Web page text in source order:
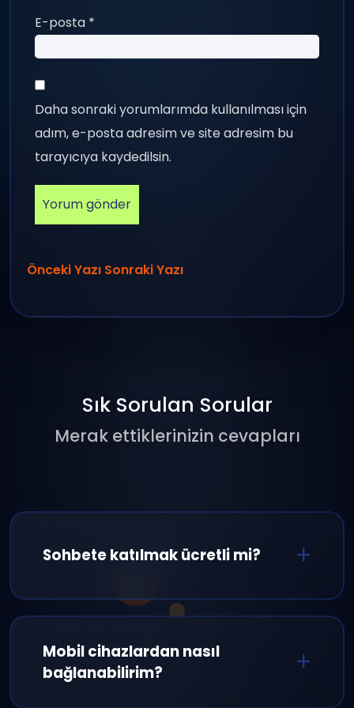
E-posta *
Daha sonraki yorumlarımda kullanılması için
adım, e-posta adresim ve site adresim bu
tarayıcıya kaydedilsin.
Önceki Yazı Sonraki Yazı
Sık Sorulan Sorular
Merak ettiklerinizin cevapları
Sohbete katılmak ücretli mi?
Hayır, Sohbete katilmak tamamen ücretsiz
abonelik gerekmez. Tüm özellikler ücretsiz
olarak sunulmaktadır.
Mobil cihazlardan nasıl
bağlanabilirim?